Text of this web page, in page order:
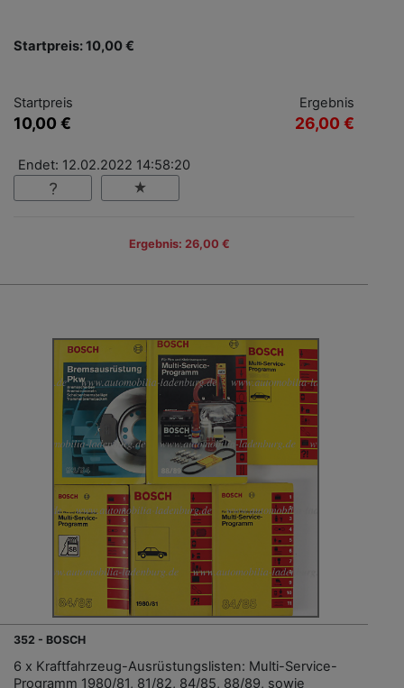
Startpreis: 10,00 €
Startpreis
10,00 €
Ergebnis
26,00 €
Endet: 12.02.2022 14:58:20
Ergebnis: 26,00 €
352 - BOSCH
6 x Kraftfahrzeug-Ausrüstungslisten: Multi-Service-
Programm 1980/81, 81/82, 84/85, 88/89, sowie